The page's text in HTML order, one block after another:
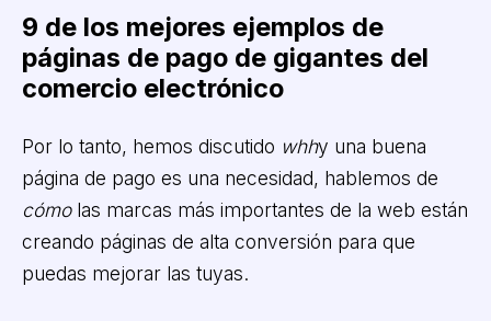
9 de los mejores ejemplos de
páginas de pago de gigantes del
comercio electrónico
Por lo tanto, hemos discutido whhy una buena
página de pago es una necesidad, hablemos de
cómolas marcas más importantes de la web están
creando páginas de alta conversión para que
puedas mejorar las tuyas.